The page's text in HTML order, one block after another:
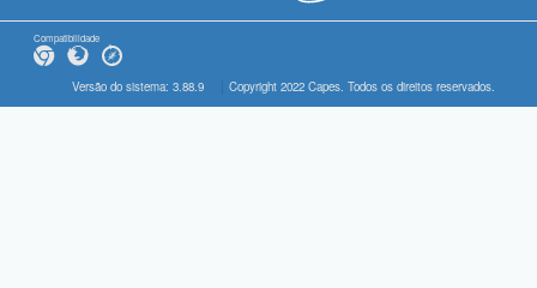
Compatibilidade
Versão do sistema: 3.88.9 Copyright 2022 Capes. Todos os direitos reservados.